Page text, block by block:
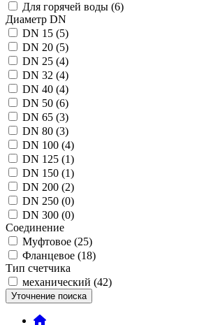
Для горячей воды (6)
Диаметр DN
DN 15 (5)
DN 20 (5)
DN 25 (4)
DN 32 (4)
DN 40 (4)
DN 50 (6)
DN 65 (3)
DN 80 (3)
DN 100 (4)
DN 125 (1)
DN 150 (1)
DN 200 (2)
DN 250 (0)
DN 300 (0)
Соединение
Муфтовое (25)
Фланцевое (18)
Тип счетчика
механический (42)
Уточнение поиска